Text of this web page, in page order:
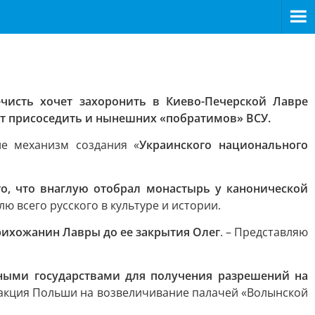
хочет захоронить в Киево-Печерской Лавре
присоседить и нынешних «побратимов» ВСУ.
механизм создания «Украинского национального
что внаглую отобрал монастырь у канонической
всего русского в культуре и истории.
Лавры до ее закрытия Олег. – Представляю
государствами для получения разрешений на
Польши на возвеличивание палачей «Волынской